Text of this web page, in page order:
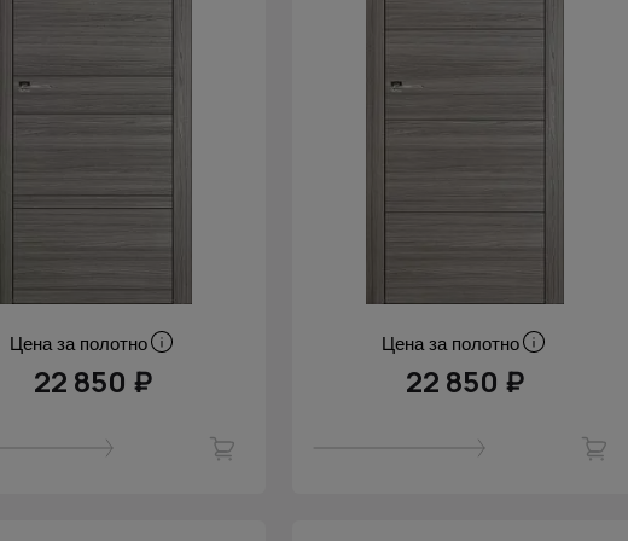
Цена за полотно
22 850 ₽
Цена за полотно
22 850 ₽